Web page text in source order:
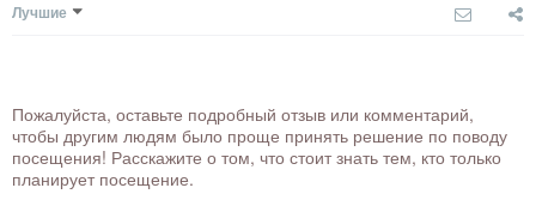
Лучшие
Пожалуйста, оставьте подробный отзыв или комментарий,
чтобы другим людям было проще принять решение по поводу
посещения! Расскажите о том, что стоит знать тем, кто только
планирует посещение.